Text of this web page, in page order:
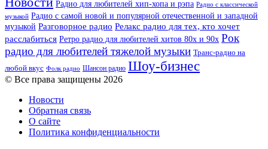
Радио для любителей хип-хопа и рэпа Радио с классической
музыкой Радио с самой новой и популярной отечественной и западной
музыкой Разговорное радио Релакс радио для тех, кто хочет
расслабиться Ретро радио для любителей хитов 80х и 90х Рок
радио для любителей тяжелой музыки Транс-радио на
любой вкус Фолк радио Шансон радио Шоу-бизнес
© Все права защищены 2026
Новости
Обратная связь
О сайте
Политика конфиденциальности